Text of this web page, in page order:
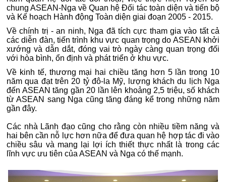
chung ASEAN-Nga về Quan hệ Đối tác toàn diện và tiến bộ
và Kế hoạch Hành động Toàn diện giai đoạn 2005 - 2015.
Về chính trị - an ninh, Nga đã tích cực tham gia vào tất cả
các diễn đàn, tiến trình khu vực quan trọng do ASEAN khởi
xướng và dẫn dắt, đóng vai trò ngày càng quan trọng đối
với hòa bình, ổn định và phát triển ở khu vực.
Về kinh tế, thương mại hai chiều tăng hơn 5 lần trong 10
năm qua đạt trên 20 tỷ đô-la Mỹ, lượng khách du lịch Nga
đến ASEAN tăng gần 20 lần lên khoảng 2,5 triệu, số khách
từ ASEAN sang Nga cũng tăng đáng kể trong những năm
gần đây.
Các nhà Lãnh đạo cũng cho rằng còn nhiều tiềm năng và
hai bên cần nỗ lực hơn nữa để đưa quan hệ hợp tác đi vào
chiều sâu và mang lại lợi ích thiết thực nhất là trong các
lĩnh vực ưu tiên của ASEAN và Nga có thế mạnh.